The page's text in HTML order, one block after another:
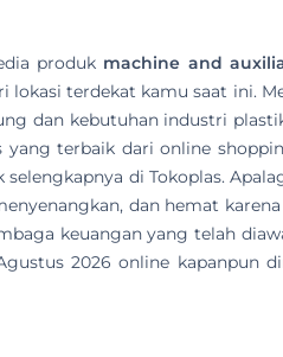
produk machine and
lokasi terdekat kamu saat ini.
dan kebutuhan industri
yang terbaik dari online
di Tokoplas.
dan hemat
keuangan yang telah
2026 online kapanpun